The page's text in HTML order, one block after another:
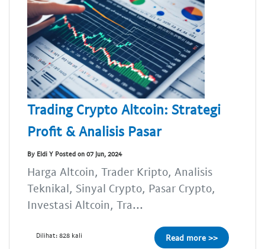
Trading Crypto Altcoin: Strategi
Profit & Analisis Pasar
By Eldi Y Posted on 07 Jun, 2024
Harga Altcoin, Trader Kripto, Analisis
Teknikal, Sinyal Crypto, Pasar Crypto,
Investasi Altcoin, Tra...
Dilihat: 828 kali Read more >>